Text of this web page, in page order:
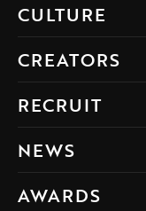
CULTURE
CREATORS
RECRUIT
NEWS
AWARDS